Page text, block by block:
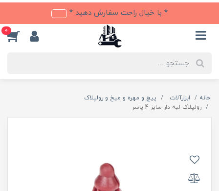
* با خیال راحت سفارش دهید *
0
خانه ابزارآلات
پیچ و مهره و میخ و رولپلاک
رولپلاک لبه دار سایز 4 یاسر